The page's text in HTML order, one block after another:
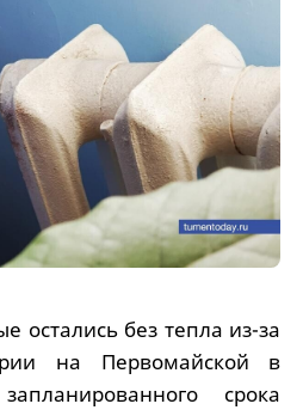
остались без тепла из-за
на Первомайской в
срока